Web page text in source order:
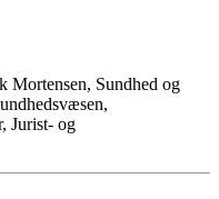
Mortensen, Sundhed og
Jurist- og